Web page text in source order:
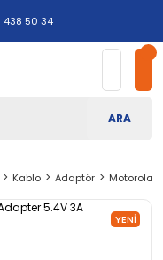
438 50 34
ARA
Kablo Adaptör Motorola
YENI